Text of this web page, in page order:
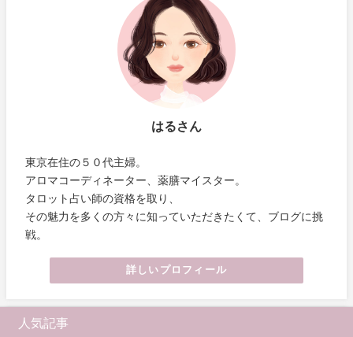
はるさん
東京在住の５０代主婦。
アロマコーディネーター、薬膳マイスター。
タロット占い師の資格を取り、
その魅力を多くの方々に知っていただきたくて、ブログに挑
戦。
詳しいプロフィール
人気記事